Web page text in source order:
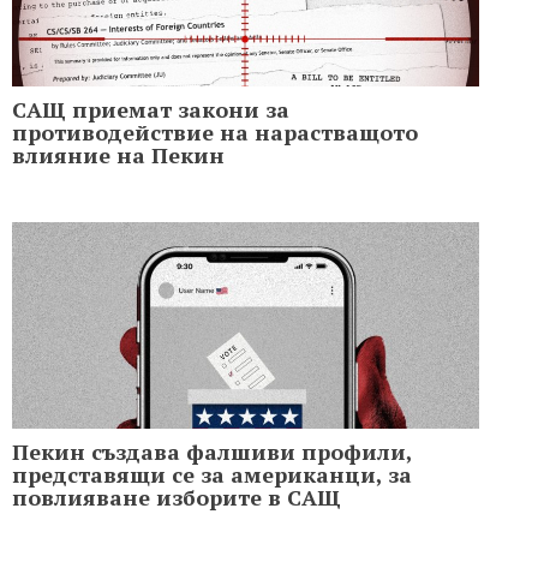
САЩ приемат закони за
противодействие на нарастващото
влияние на Пекин
Пекин създава фалшиви профили,
представящи се за американци, за
повлияване изборите в САЩ